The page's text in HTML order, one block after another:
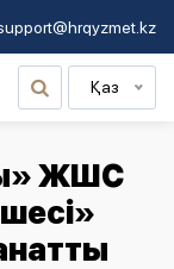
Қаз
ЖШС